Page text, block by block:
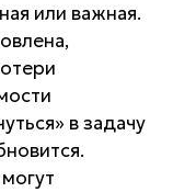
или важная.
в задачу